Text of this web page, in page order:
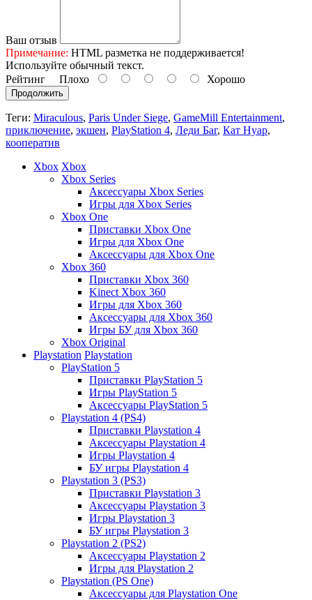
Ваш отзыв
Примечание: HTML разметка не поддерживается!
Используйте обычный текст.
Рейтинг Плохо Хорошо
Продолжить
Теги: Miraculous, Paris Under Siege, GameMill Entertainment,
приключение, экшен, PlayStation 4, Леди Баг, Кат Нуар,
кооператив
Xbox Xbox
Xbox Series
Аксессуары Xbox Series
Игры для Xbox Series
Xbox One
Приставки Xbox One
Игры для Xbox One
Аксессуары для Xbox One
Xbox 360
Приставки Xbox 360
Kinect Xbox 360
Игры для Xbox 360
Аксессуары для Xbox 360
Игры БУ для Xbox 360
Xbox Original
Playstation Playstation
PlayStation 5
Приставки PlayStation 5
Игры PlayStation 5
Аксессуары PlayStation 5
Playstation 4 (PS4)
Приставки Playstation 4
Аксессуары Playstation 4
Игры Playstation 4
БУ игры Playstation 4
Playstation 3 (PS3)
Приставки Playstation 3
Аксессуары Playstation 3
Игры Playstation 3
БУ игры Playstation 3
Playstation 2 (PS2)
Аксессуары Playstation 2
Игры для Playstation 2
Playstation (PS One)
Аксессуары для Playstation One